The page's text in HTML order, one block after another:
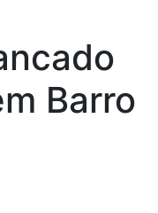
Barro